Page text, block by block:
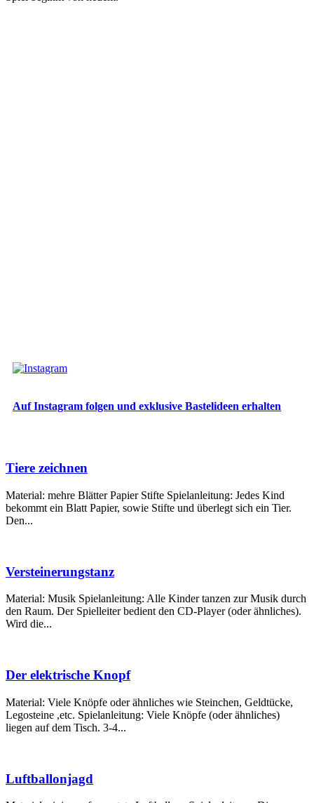
Auf Instagram folgen und exklusive Bastelideen erhalten
Tiere zeichnen
Material: mehre Blätter Papier Stifte Spielanleitung: Jedes Kind
bekommt ein Blatt Papier, sowie Stifte und überlegt sich ein Tier.
Den...
Versteinerungstanz
Material: Musik Spielanleitung: Alle Kinder tanzen zur Musik durch
den Raum. Der Spielleiter bedient den CD-Player (oder ähnliches).
Wird die...
Der elektrische Knopf
Material: Viele Knöpfe oder ähnliches wie Steinchen, Geldtücke,
Legosteine ,etc. Spielanleitung: Viele Knöpfe (oder ähnliches)
liegen auf dem Tisch. 3-4...
Luftballonjagd